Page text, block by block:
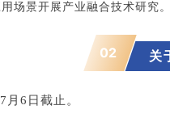
场景开展产业融合技术研究。
02 关
6日截止。